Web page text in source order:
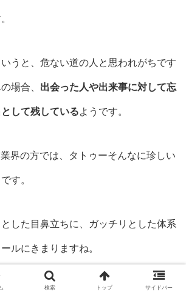
いうと、危ない道の人と思われがちです
場合、 出会った人や出来事に対して忘
して残しているようです。
界の方では、タトゥーそんなに珍しい
す。
した目鼻立ちに、ガッチリとした体系
ルにきまりますね。
検索 トップ サイドバー